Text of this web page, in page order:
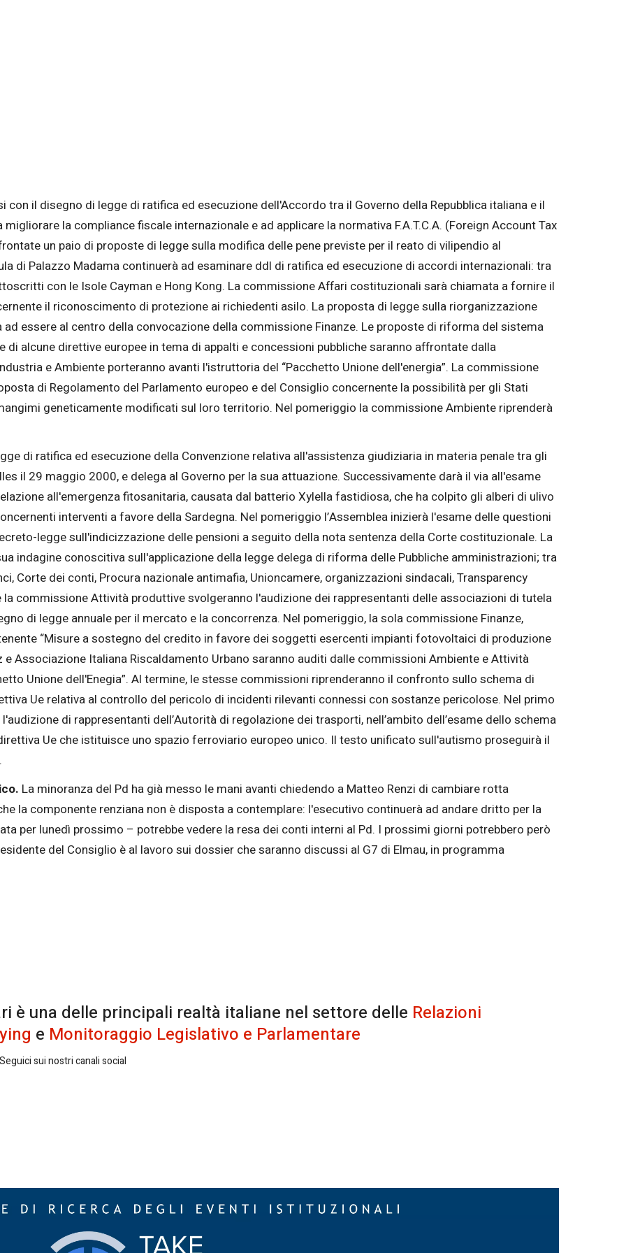
il disegno di legge di ratifica ed esecuzione dell'Accordo tra il Governo della Repubblica italiana e il
la compliance fiscale internazionale e ad applicare la normativa F.A.T.C.A. (Foreign Account Tax
un paio di proposte di legge sulla modifica delle pene previste per il reato di vilipendio al
di Palazzo Madama continuerà ad esaminare ddl di ratifica ed esecuzione di accordi internazionali: tra
con le Isole Cayman e Hong Kong. La commissione Affari costituzionali sarà chiamata a fornire il
il riconoscimento di protezione ai richiedenti asilo. La proposta di legge sulla riorganizzazione
essere al centro della convocazione della commissione Finanze. Le proposte di riforma del sistema
alcune direttive europee in tema di appalti e concessioni pubbliche saranno affrontate dalla
e Ambiente porteranno avanti l'istruttoria del “Pacchetto Unione dell'energia”. La commissione
di Regolamento del Parlamento europeo e del Consiglio concernente la possibilità per gli Stati
geneticamente modificati sul loro territorio. Nel pomeriggio la commissione Ambiente riprenderà
di ratifica ed esecuzione della Convenzione relativa all'assistenza giudiziaria in materia penale tra gli
il 29 maggio 2000, e delega al Governo per la sua attuazione. Successivamente darà il via all'esame
all'emergenza fitosanitaria, causata dal batterio Xylella fastidiosa, che ha colpito gli alberi di ulivo
interventi a favore della Sardegna. Nel pomeriggio l’Assemblea inizierà l'esame delle questioni
legge sull'indicizzazione delle pensioni a seguito della nota sentenza della Corte costituzionale. La
indagine conoscitiva sull'applicazione della legge delega di riforma delle Pubbliche amministrazioni; tra
Corte dei conti, Procura nazionale antimafia, Unioncamere, organizzazioni sindacali, Transparency
la commissione Attività produttive svolgeranno l'audizione dei rappresentanti delle associazioni di tutela
di legge annuale per il mercato e la concorrenza. Nel pomeriggio, la sola commissione Finanze,
“Misure a sostegno del credito in favore dei soggetti esercenti impianti fotovoltaici di produzione
e Associazione Italiana Riscaldamento Urbano saranno auditi dalle commissioni Ambiente e Attività
Unione dell'Enegia”. Al termine, le stesse commissioni riprenderanno il confronto sullo schema di
Ue relativa al controllo del pericolo di incidenti rilevanti connessi con sostanze pericolose. Nel primo
di rappresentanti dell’Autorità di regolazione dei trasporti, nell’ambito dell’esame dello schema
Ue che istituisce uno spazio ferroviario europeo unico. Il testo unificato sull'autismo proseguirà il
La minoranza del Pd ha già messo le mani avanti chiedendo a Matteo Renzi di cambiare rotta
la componente renziana non è disposta a contemplare: l'esecutivo continuerà ad andare dritto per la
per lunedì prossimo – potrebbe vedere la resa dei conti interni al Pd. I prossimi giorni potrebbero però
del Consiglio è al lavoro sui dossier che saranno discussi al G7 di Elmau, in programma
è una delle principali realtà italiane nel settore delle Relazioni
e Monitoraggio Legislativo e Parlamentare
sui nostri canali social